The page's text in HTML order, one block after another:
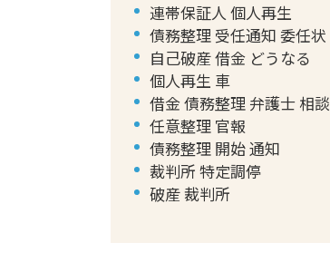
連帯保証人 個人再生
債務整理 受任通知 委任状
自己破産 借金 どうなる
個人再生 車
借金 債務整理 弁護士 相談
任意整理 官報
債務整理 開始 通知
裁判所 特定調停
破産 裁判所